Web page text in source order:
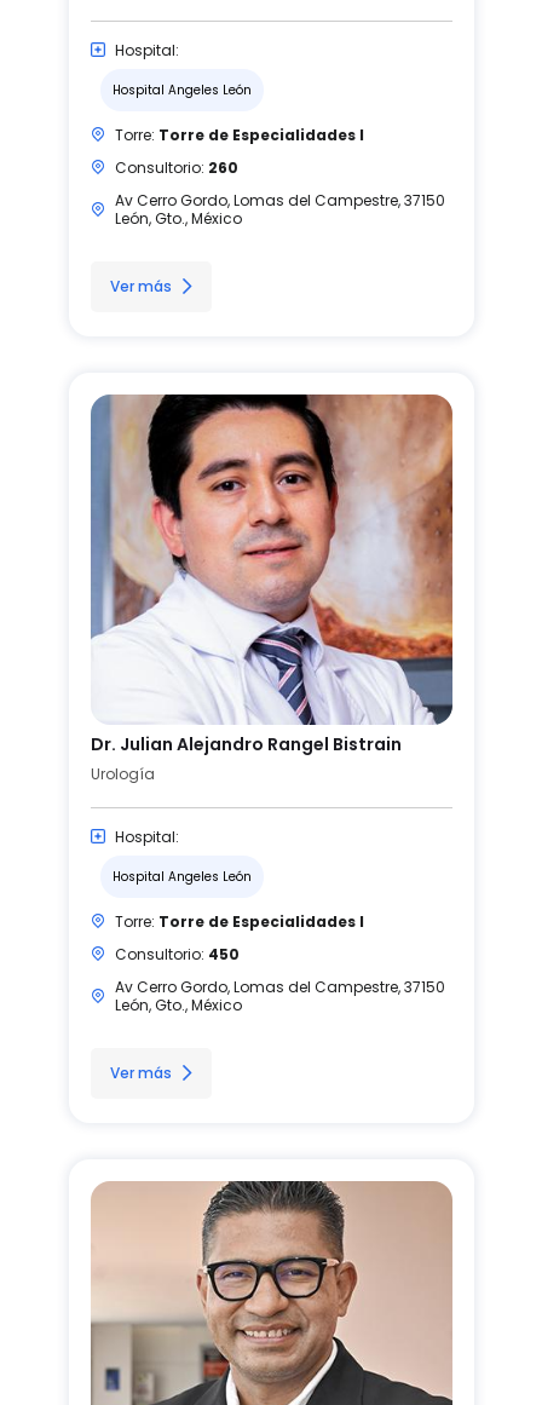
Hospital:
Hospital Angeles León
Torre: Torre de Especialidades I
Consultorio: 260
Av Cerro Gordo, Lomas del Campestre, 37150
León, Gto., México
Ver más
Dr. Julian Alejandro Rangel Bistrain
Urología
Hospital:
Hospital Angeles León
Torre: Torre de Especialidades I
Consultorio: 450
Av Cerro Gordo, Lomas del Campestre, 37150
León, Gto., México
Ver más